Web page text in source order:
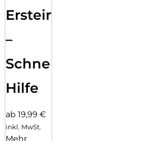
Ersteinrichtung
–
Schnelle
Hilfe
ab 19,99 €
inkl. MwSt.
Mehr